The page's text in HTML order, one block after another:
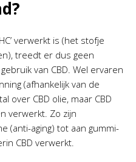
verwerkt is (het stofje
treedt er dus geen
van CBD. Wel ervaren
(afhankelijk van de
over CBD olie, maar CBD
verwerkt. Zo zijn
(anti-aging) tot aan gummi-
CBD verwerkt.